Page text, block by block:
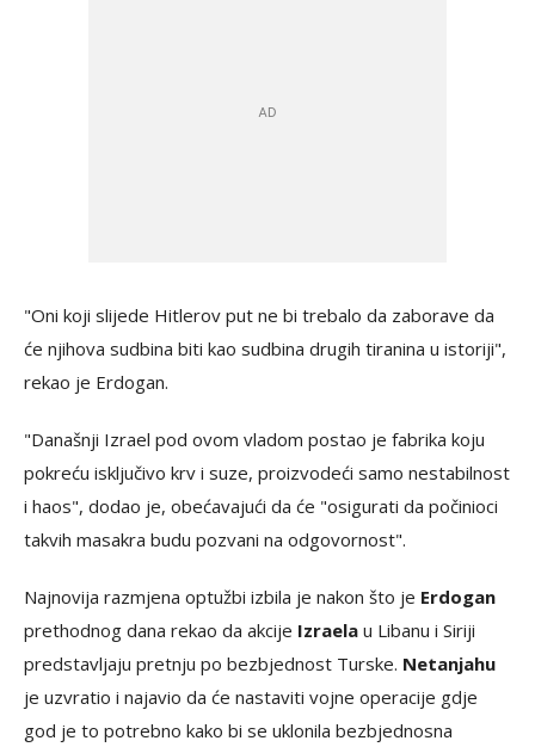
"Oni koji slijede Hitlerov put ne bi trebalo da zaborave da
će njihova sudbina biti kao sudbina drugih tiranina u istoriji",
rekao je Erdogan.
"Današnji Izrael pod ovom vladom postao je fabrika koju
pokreću isključivo krv i suze, proizvodeći samo nestabilnost
i haos", dodao je, obećavajući da će "osigurati da počinioci
takvih masakra budu pozvani na odgovornost".
Najnovija razmjena optužbi izbila je nakon što je Erdogan
prethodnog dana rekao da akcije Izraela u Libanu i Siriji
predstavljaju pretnju po bezbjednost Turske. Netanjahu
je uzvratio i najavio da će nastaviti vojne operacije gdje
god je to potrebno kako bi se uklonila bezbjednosna